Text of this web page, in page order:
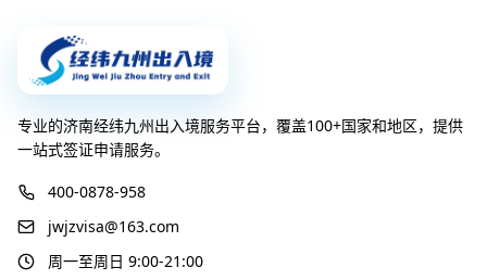
专业的济南经纬九州出入境服务平台，覆盖100+国家和地区，提供
一站式签证申请服务。
400-0878-958
jwjzvisa@163.com
周一至周日 9:00-21:00